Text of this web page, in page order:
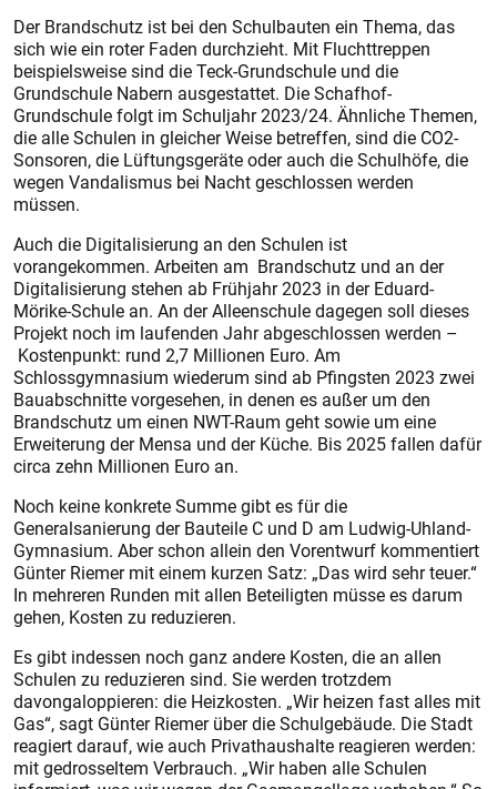
Der Brandschutz ist bei den Schulbauten ein Thema, das
sich wie ein roter Faden durchzieht. Mit Fluchttreppen
beispielsweise sind die Teck-Grundschule und die
Grundschule Nabern ausgestattet. Die Schafhof-
Grundschule folgt im Schuljahr 2023/24. Ähnliche Themen,
die alle Schulen in gleicher Weise betreffen, sind die CO2-
Sonsoren, die Lüftungsgeräte oder auch die Schulhöfe, die
wegen Vandalismus bei Nacht geschlossen werden
müssen.
Auch die Digitalisierung an den Schulen ist
vorangekommen. Arbeiten am Brandschutz und an der
Digitalisierung stehen ab Frühjahr 2023 in der Eduard-
Mörike-Schule an. An der Alleenschule dagegen soll dieses
Projekt noch im laufenden Jahr abgeschlossen werden –
Kostenpunkt: rund 2,7 Millionen Euro. Am
Schlossgymnasium wiederum sind ab Pfingsten 2023 zwei
Bauabschnitte vorgesehen, in denen es außer um den
Brandschutz um einen NWT-Raum geht sowie um eine
Erweiterung der Mensa und der Küche. Bis 2025 fallen dafür
circa zehn Millionen Euro an.
Noch keine konkrete Summe gibt es für die
Generalsanierung der Bauteile C und D am Ludwig-Uhland-
Gymnasium. Aber schon allein den Vorentwurf kommentiert
Günter Riemer mit einem kurzen Satz: „Das wird sehr teuer.“
In mehreren Runden mit allen Beteiligten müsse es darum
gehen, Kosten zu reduzieren.
Es gibt indessen noch ganz andere Kos­ten, die an allen
Schulen zu reduzieren sind. Sie werden trotzdem
davongaloppieren: die Heizkos­ten. „Wir heizen fast alles mit
Gas“, sagt Günter Riemer über die Schulgebäude. Die Stadt
reagiert darauf, wie auch Privathaushalte reagieren werden:
mit gedrosseltem Verbrauch. „Wir haben alle Schulen